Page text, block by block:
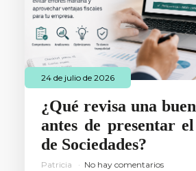
24 de julio de 2026
¿Qué revisa una
antes de presentar
de Sociedades?
Patricia No hay comentarios